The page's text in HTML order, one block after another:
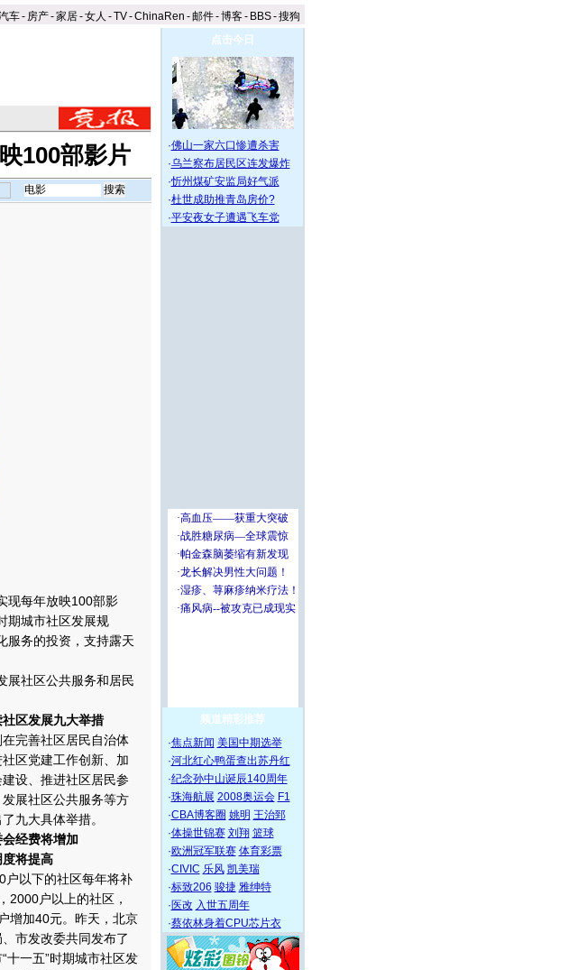
车- 房产-家居-女人 -TV-ChinaRen -邮件-博客- BBS-搜狗
100部影片
现每年放映100部影
期城市社区发展规
服务的投资，支持露天
社区公共服务和居民
社区发展九大举措
善社区居民自治体
区党建工作创新、加
设、推进社区居民参
展社区公共服务等方
九大具体举措。
经费将增加
将提高
以下的社区每年将补
2000户以上的社区，
增加40元。昨天，北京
市发改委共同发布了
“十一五”时期城市社区发
点击今日
·佛山一家六口惨遭杀害
·乌兰察布居民区连发爆炸
·忻州煤矿安监局好气派
·杜世成助推青岛房价?
·平安夜女子遭遇飞车党
频道精彩推荐
·焦点新闻 美国中期选举
·河北红心鸭蛋查出苏丹红
·纪念孙中山诞辰140周年
·珠海航展 2008奥运会 F1
·CBA博客圈 姚明 王治郅
·体操世锦赛 刘翔 篮球
·欧洲冠军联赛 体育彩票
·CIVIC 乐风 凯美瑞
·标致206 骏捷 雅绅特
· 医改 入世五周年
·蔡依林身着CPU芯片衣